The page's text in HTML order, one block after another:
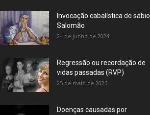
Invocação cabalística do sábio
Salomão
24 de junho de 2024
Regressão ou recordação de
vidas passadas (RVP)
25 de maio de 2025
Doenças causadas por